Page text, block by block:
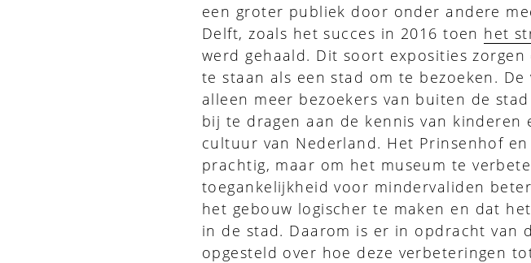
een groter publiek door onder andere
Delft, zoals het succes in 2016 toen het
werd gehaald. Dit soort exposities
te staan als een stad om te bezoeken.
alleen meer bezoekers van buiten de
bij te dragen aan de kennis van kinderen
cultuur van Nederland. Het Prinsenhof
prachtig, maar om het museum te
toegankelijkheid voor mindervaliden
het gebouw logischer te maken en dat
in de stad. Daarom is er in opdracht van
opgesteld over hoe deze verbeteringen